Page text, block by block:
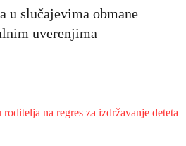
u slučajevima obmane
uverenjima